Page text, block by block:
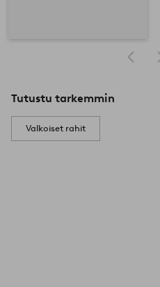
Tutustu tarkemmin
Valkoiset rahit